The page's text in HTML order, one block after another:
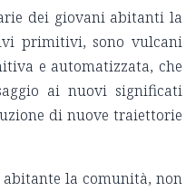
dei giovani abitanti la
primitivi, sono vulcani
e automatizzata, che
ai nuovi significati
di nuove traiettorie
la comunità, non